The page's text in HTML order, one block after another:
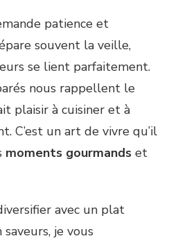
patience et
souvent la veille,
se lient parfaitement.
nous rappellent le
plaisir à cuisiner et à
C’est un art de vivre qu’il
moments gourmands et
avec un plat
je vous